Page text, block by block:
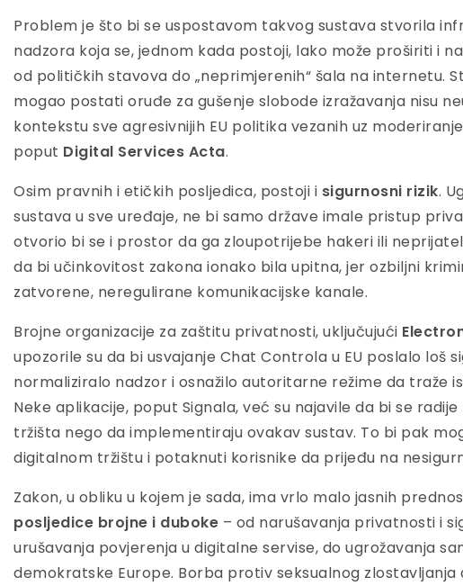
Problem je što bi se uspostavom takvog sustava stvorila
nadzora koja se, jednom kada postoji, lako može proširiti i
od političkih stavova do „neprimjerenih“ šala na internetu.
mogao postati oruđe za gušenje slobode izražavanja nisu
kontekstu sve agresivnijih EU politika vezanih uz
poput Digital Services Acta.
Osim pravnih i etičkih posljedica, postoji i sigurnosni rizik.
sustava u sve uređaje, ne bi samo države imale pristup
otvorio bi se i prostor da ga zloupotrijebe hakeri ili
da bi učinkovitost zakona ionako bila upitna, jer ozbiljni
zatvorene, neregulirane komunikacijske kanale.
Brojne organizacije za zaštitu privatnosti, uključujući
upozorile su da bi usvajanje Chat Controla u EU poslalo loš
normaliziralo nadzor i osnažilo autoritarne režime da traže
Neke aplikacije, poput Signala, već su najavile da bi se
tržišta nego da implementiraju ovakav sustav. To bi pak
digitalnom tržištu i potaknuti korisnike da prijeđu na
Zakon, u obliku u kojem je sada, ima vrlo malo jasnih
posljedice brojne i duboke – od narušavanja privatnosti i
urušavanja povjerenja u digitalne servise, do ugrožavanja
demokratske Europe. Borba protiv seksualnog zlostavljanja